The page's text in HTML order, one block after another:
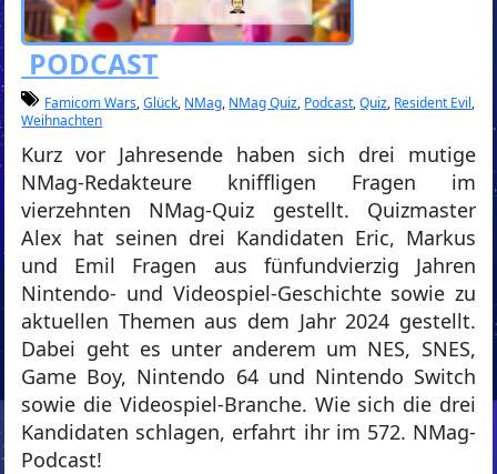
PODCAST
Famicom Wars,Glück, NMag, NMag Quiz, Podcast,Quiz, Resident Evil,
Weihnachten
Kurz vor Jahresende haben sich drei mutige
NMag-Redakteure kniffligen Fragen im
vierzehnten NMag-Quiz gestellt. Quizmaster
Alex hat seinen drei Kandidaten Eric, Markus
und Emil Fragen aus fünfundvierzig Jahren
Nintendo- und Videospiel-Geschichte sowie zu
aktuellen Themen aus dem Jahr 2024 gestellt.
Dabei geht es unter anderem um NES, SNES,
Game Boy, Nintendo 64 und Nintendo Switch
sowie die Videospiel-Branche. Wie sich die drei
Kandidaten schlagen, erfahrt ihr im 572. NMag-
Podcast!